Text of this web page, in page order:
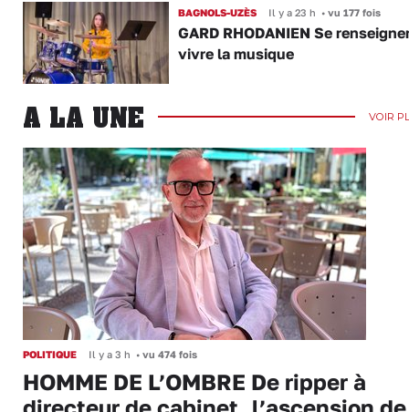
BAGNOLS-UZÈS Il y a 23 h •vu 177 fois
GARD RHODANIEN Se
vivre la musique
A LA UNE VOIR
POLITIQUE Il y a 3 h • vu 474 fois
HOMME DE L’OMBRE De ripper à